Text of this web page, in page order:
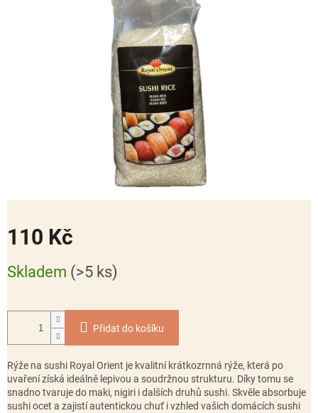
110 Kč
cena:
Skladem (>5 ks)
Přidat do košíku
Rýže na sushi Royal Orient je kvalitní krátkozrnná rýže, která po
uvaření získá ideálně lepivou a soudržnou strukturu. Díky tomu se
snadno tvaruje do maki, nigiri i dalších druhů sushi. Skvěle absorbuje
sushi ocet a zajistí autentickou chuť i vzhled vašich domácích sushi